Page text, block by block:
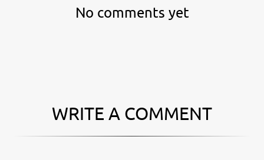
No comments yet
WRITE A COMMENT